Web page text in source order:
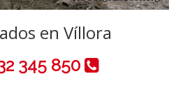
en Víllora
345 850